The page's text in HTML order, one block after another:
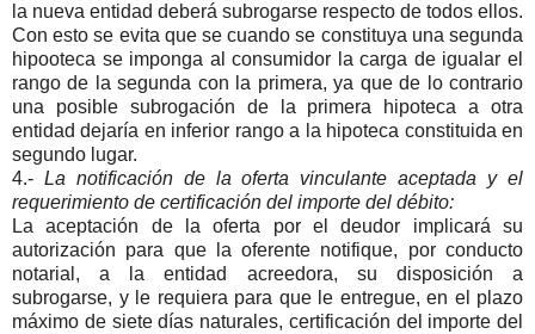
la nueva entidad deberá subrogarse respecto de todos ellos.
Con esto se evita que se cuando se constituya una segunda
hipooteca se imponga al consumidor la carga de igualar el
rango de la segunda con la primera, ya que de lo contrario
una posible subrogación de la primera hipoteca a otra
entidad dejaría en inferior rango a la hipoteca constituida en
segundo lugar.
4.- La notificación de la oferta vinculante aceptada y el
requerimiento de certificación del importe del débito:
La aceptación de la oferta por el deudor implicará su
autorización para que la oferente notifique, por conducto
notarial, a la entidad acreedora, su disposición a
subrogarse, y le requiera para que le entregue, en el plazo
máximo de siete días naturales, certificación del importe del